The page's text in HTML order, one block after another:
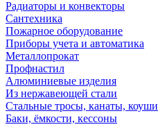
Радиаторы и конвекторы
Сантехника
Пожарное оборудование
Приборы учета и автоматика
Металлопрокат
Профнастил
Алюминиевые изделия
Из нержавеющей стали
Стальные тросы, канаты, коуши
Баки, ёмкости, кессоны